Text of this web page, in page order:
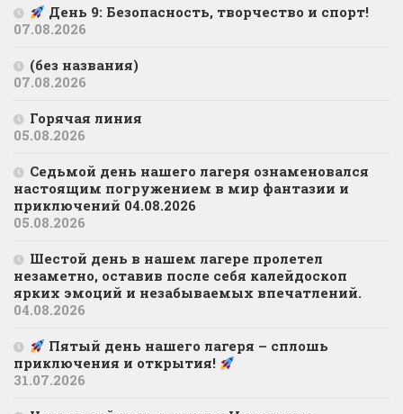
День 9: Безопасность, творчество и спорт!
07.08.2026
(без названия)
07.08.2026
Горячая линия
05.08.2026
Седьмой день нашего лагеря ознаменовался
настоящим погружением в мир фантазии и
приключений 04.08.2026
05.08.2026
Шестой день в нашем лагере пролетел
незаметно, оставив после себя калейдоскоп
ярких эмоций и незабываемых впечатлений.
04.08.2026
Пятый день нашего лагеря – сплошь
приключения и открытия!
31.07.2026